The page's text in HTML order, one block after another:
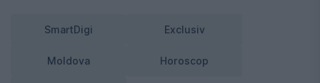
SmartDigi Exclusiv
Moldova Horoscop